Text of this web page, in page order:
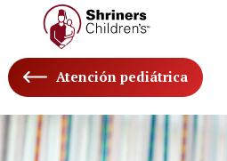
Atención pediátrica